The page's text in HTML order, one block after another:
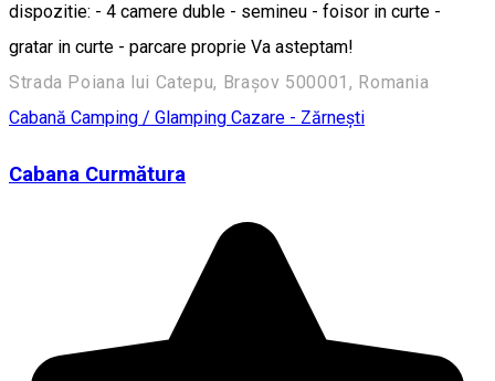
dispozitie: - 4 camere duble - semineu - foisor in curte -
gratar in curte - parcare proprie Va asteptam!
Strada Poiana lui Catepu, Brașov 500001, Romania
Cabană Camping / Glamping Cazare - Zărnești
Cabana Curmătura